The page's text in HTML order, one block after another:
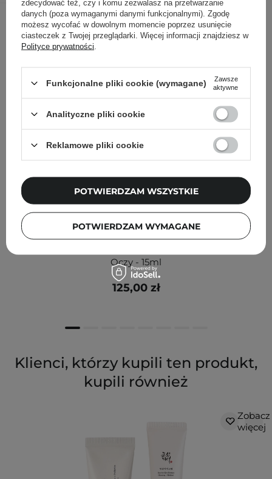
Inni klienci sprawdzali również
Lumene - Nordic Ageless Ajaton Eye Cream - Krem pod
Oczy - 15ml
125,00 zł
Klienci, którzy kupili ten produkt,
kupili również
Zobacz
więcej
zdecydować też, czy i komu zezwalasz na przetwarzanie
danych (poza wymaganymi danymi funkcjonalnymi). Zgodę
możesz wycofać w dowolnym momencie poprzez usunięcie
ciasteczek z Twojej przeglądarki. Więcej informacji znajdziesz w
Polityce prywatności
Funkcjonalne pliki cookie (wymagane)
Zawsze
aktywne
Analityczne pliki cookie
Reklamowe pliki cookie
POTWIERDZAM WYMAGANE
POTWIERDZAM WSZYSTKIE